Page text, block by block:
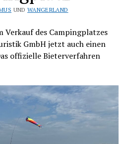
UND WANGERLAND
Verkauf des Campingplatzes
GmbH jetzt auch einen
offizielle Bieterverfahren